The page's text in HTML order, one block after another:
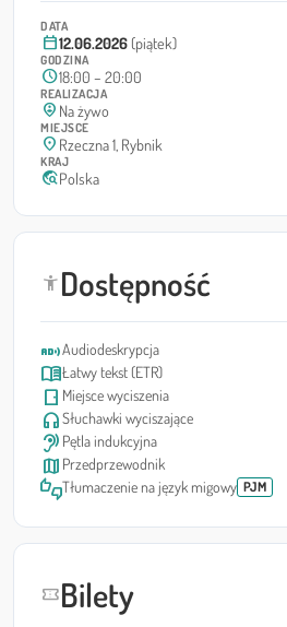
DATA
calendar_today12.06.2026 (piątek)
GODZINA
schedule18:00 – 20:00
REALIZACJA
person_pin_circle Na żywo
MIEJSCE
location_on Rzeczna 1, Rybnik
KRAJ
travel_explorePolska
accessibility_newDostępność
audio_descriptionAudiodeskrypcja
menu_bookŁatwy tekst (ETR)
sensor_door Miejsce wyciszenia
headphonesSłuchawki wyciszające
hearing Pętla indukcyjna
map Przedprzewodnik
thumbs_up_downTłumaczenie na język migowy PJM
confirmation_numberBilety